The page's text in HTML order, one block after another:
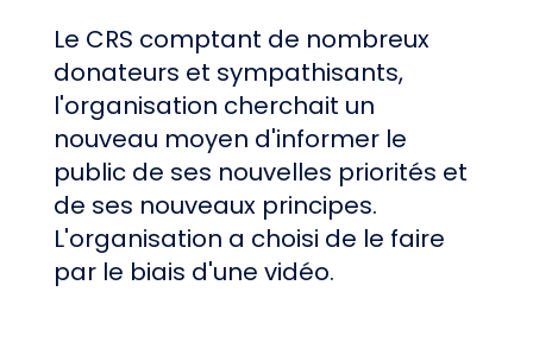
Le CRS comptant de nombreux
donateurs et sympathisants,
l'organisation cherchait un
nouveau moyen d'informer le
public de ses nouvelles priorités et
de ses nouveaux principes.
L'organisation a choisi de le faire
par le biais d'une vidéo.